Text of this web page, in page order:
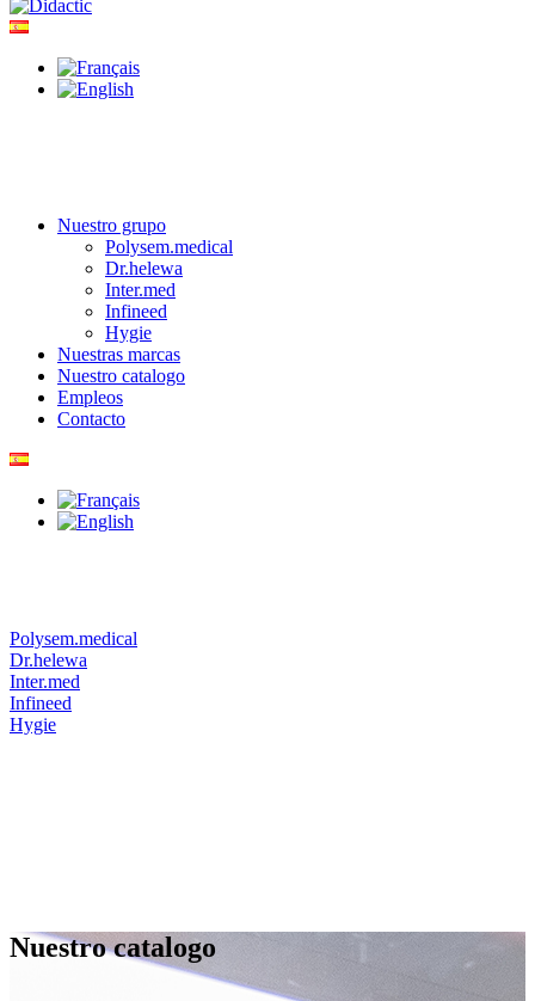
Nuestro grupo
Polysem.medical
Dr.helewa
Inter.med
Infineed
Hygie
Nuestras marcas
Nuestro catalogo
Empleos
Contacto
Polysem.medical
Dr.helewa
Inter.med
Infineed
Hygie
Nuestro catalogo